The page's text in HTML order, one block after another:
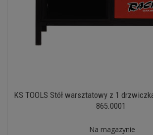
KS TOOLS Stół warsztatowy z 1
865.0001
Na magazynie